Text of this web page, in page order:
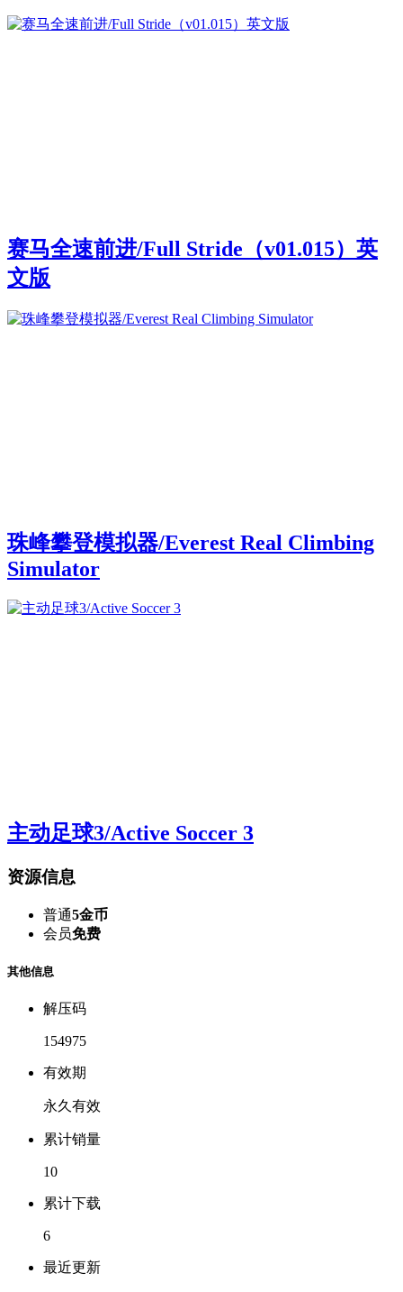
赛马全速前进/Full Stride（v01.015）英
文版
珠峰攀登模拟器/Everest Real Climbing
Simulator
主动足球3/Active Soccer 3
资源信息
普通5金币
会员免费
其他信息
解压码
154975
有效期
永久有效
累计销量
10
累计下载
6
最近更新